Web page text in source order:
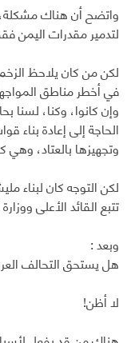
واتضح أن هناك مشكلة،
لتدمير مقدرات اليمن
لكن من كان يلاحظ الزخم
في أخطر مناطق
وإن كانوا، وكنا، لسنا
الحاجة إلى إعادة بناء
وتجهيزها بالعتاد، وهي
لكن التوجه كان لبناء
تتبع القائد الأعلى
وبعد :
هل يستحق التحالف
لا أظن!